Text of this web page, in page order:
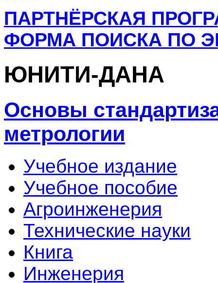
ПАРТНЁРСКАЯ
ФОРМА ПОИСКА ПО
ЮНИТИ-ДАНА
Основы
метрологии
Учебное издание
Учебное пособие
Агроинженерия
Технические науки
Книга
Инженерия